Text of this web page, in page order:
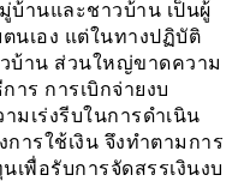
บ้านและชาวบ้าน เป็นผู้
นเอง แต่ในทางปฏิบัติ
บ้าน ส่วนใหญ่ขาดความ
าร การเบิกจ่ายงบ
เร่งรีบในการดำเนิน
ารใช้เงิน จึงทำตามการ
เพื่อรับการจัดสรรเงินงบ